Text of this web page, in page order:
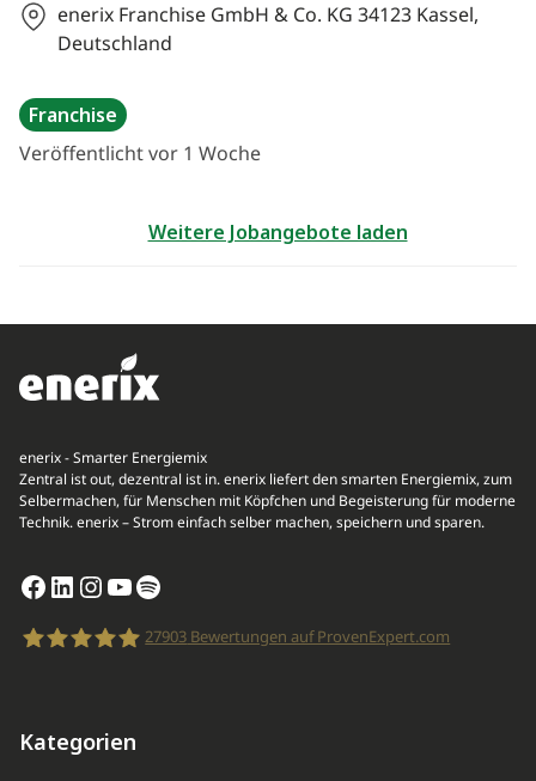
enerix Franchise GmbH & Co. KG 34123 Kassel,
Deutschland
Franchise
Veröffentlicht vor 1 Woche
Weitere Jobangebote laden
enerix - Smarter Energiemix
Zentral ist out, dezentral ist in. enerix liefert den smarten Energiemix, zum
Selbermachen, für Menschen mit Köpfchen und Begeisterung für moderne
Technik. enerix – Strom einfach selber machen, speichern und sparen.
Facebook
LinkedIn
Instagram
YouTube
Spotify
27903Bewertungen auf ProvenExpert.com
Kategorien